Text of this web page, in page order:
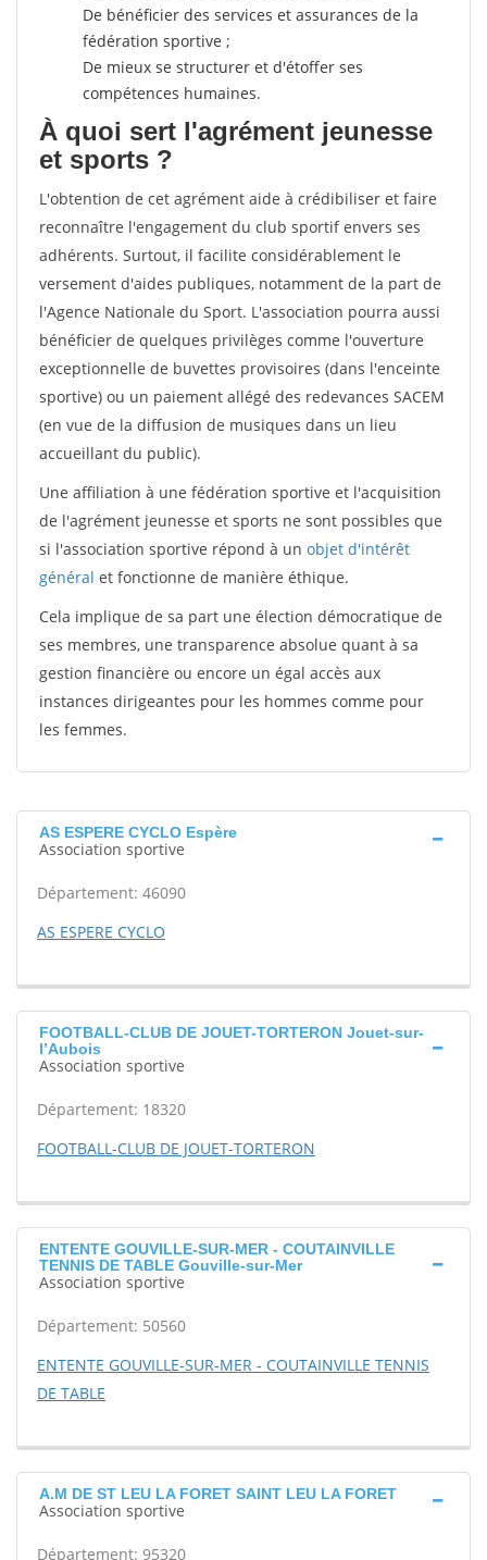
De bénéficier des services et assurances de la
fédération sportive ;
De mieux se structurer et d'étoffer ses
compétences humaines.
À quoi sert l'agrément jeunesse
et sports ?
L'obtention de cet agrément aide à crédibiliser et faire
reconnaître l'engagement du club sportif envers ses
adhérents. Surtout, il facilite considérablement le
versement d'aides publiques, notamment de la part de
l'Agence Nationale du Sport. L'association pourra aussi
bénéficier de quelques privilèges comme l'ouverture
exceptionnelle de buvettes provisoires (dans l'enceinte
sportive) ou un paiement allégé des redevances SACEM
(en vue de la diffusion de musiques dans un lieu
accueillant du public).
Une affiliation à une fédération sportive et l'acquisition
de l'agrément jeunesse et sports ne sont possibles que
si l'association sportive répond à un objet d'intérêt
général et fonctionne de manière éthique.
Cela implique de sa part une élection démocratique de
ses membres, une transparence absolue quant à sa
gestion financière ou encore un égal accès aux
instances dirigeantes pour les hommes comme pour
les femmes.
AS ESPERE CYCLO Espère
Association sportive
Département: 46090
AS ESPERE CYCLO
FOOTBALL-CLUB DE JOUET-TORTERON Jouet-sur-
l’Aubois
Association sportive
Département: 18320
FOOTBALL-CLUB DE JOUET-TORTERON
ENTENTE GOUVILLE-SUR-MER - COUTAINVILLE
TENNIS DE TABLE Gouville-sur-Mer
Association sportive
Département: 50560
ENTENTE GOUVILLE-SUR-MER - COUTAINVILLE TENNIS
DE TABLE
A.M DE ST LEU LA FORET SAINT LEU LA FORET
Association sportive
Département: 95320